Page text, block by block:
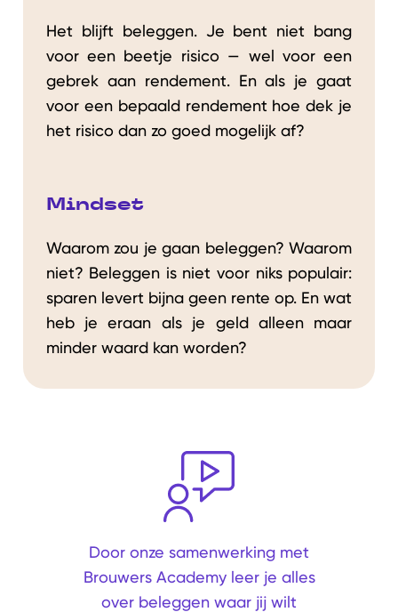
Het blijft beleggen. Je bent niet bang
voor een beetje risico — wel voor een
gebrek aan rendement. En als je gaat
voor een bepaald rendement hoe dek je
het risico dan zo goed mogelijk af?
Mindset
Waarom zou je gaan beleggen? Waarom
niet? Beleggen is niet voor niks populair:
sparen levert bijna geen rente op. En wat
heb je eraan als je geld alleen maar
minder waard kan worden?
Door onze samenwerking met
Brouwers Academy leer je alles
over beleggen waar jij wilt